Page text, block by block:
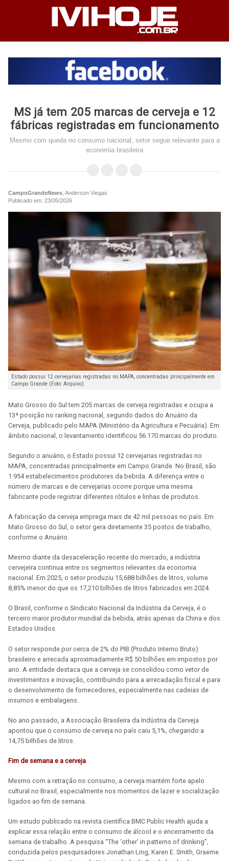
MS já tem 205 marcas de cerveja e 12
fábricas registradas em funcionamento
Mesmo com queda no consumo nacional, setor segue relevante para a
economia brasileira
CampoGrandeNews , Anderson Viegas
Publicado em: 23/05/2026
Estado possui 12 cervejarias registradas no MAPA, concentradas principalmente em
Campo Grande (Foto: Arquivo)
Mato Grosso do Sul tem 205 marcas de cerveja registradas e ocupa a
13ª posição no ranking nacional, segundo dados do Anuário da
Cerveja, publicado pelo MAPA (Ministério da Agricultura e Pecuária). Em
âmbito nacional, o levantamento identificou 56.170 marcas do produto.
Segundo o anuário, o Estado possui 12 cervejarias registradas no
MAPA, concentradas principalmente em Campo Grande. No Brasil, são
1.954 estabelecimentos produtores da bebida. A diferença entre o
número de marcas e de cervejarias ocorre porque uma mesma
fabricante pode registrar diferentes rótulos e linhas de produtos.
A fabricação da cerveja emprega mais de 42 mil pessoas no país. Em
Mato Grosso do Sul, o setor gera diretamente 35 postos de trabalho,
conforme o Anuário.
Mesmo diante da desaceleração recente do mercado, a indústria
cervejeira continua entre os segmentos relevantes da economia
nacional. Em 2025, o setor produziu 15,688 bilhões de litros, volume
8,85% menor do que os 17,210 bilhões de litros fabricados em 2024.
O Brasil, conforme o Sindicato Nacional da Indústria da Cerveja, é o
terceiro maior produtor mundial da bebida, atrás apenas da China e dos
Estados Unidos.
O setor responde por cerca de 2% do PIB (Produto Interno Bruto)
brasileiro e arrecada aproximadamente R$ 50 bilhões em impostos por
ano. A entidade destaca que a cerveja se consolidou como vetor de
investimentos e inovação, contribuindo para a arrecadação fiscal e para
o desenvolvimento de fornecedores, especialmente nas cadeias de
insumos e embalagens.
No ano passado, a Associação Brasileira da Indústria da Cerveja
apontou que o consumo de cerveja no país caiu 5,1%, chegando a
14,75 bilhões de litros.
Fim de semana e a cerveja
Mesmo com a retração no consumo, a cerveja mantém forte apelo
cultural no Brasil, especialmente nos momentos de lazer e socialização
ligados ao fim de semana.
Um estudo publicado na revista científica BMC Public Health ajuda a
explicar essa relação entre o consumo de álcool e o encerramento da
semana de trabalho. A pesquisa “The ‘other’ in patterns of drinking”,
conduzida pelos pesquisadores Jonathan Ling, Karen E. Smith, Graeme